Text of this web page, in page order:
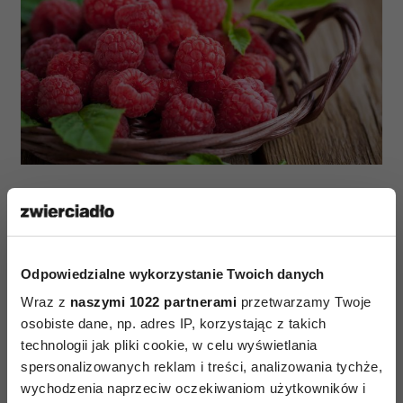
Odpowiedzialne wykorzystanie Twoich danych
Wraz z naszymi 1022 partnerami przetwarzamy Twoje
osobiste dane, np. adres IP, korzystając z takich
technologii jak pliki cookie, w celu wyświetlania
spersonalizowanych reklam i treści, analizowania tychże,
wychodzenia naprzeciw oczekiwaniom użytkowników i
Maliny to źródło witaminy m.in. C, E, B1, potasu,
wapnia fosforu i beta-karotenu.
przed infekcjami - to naturalny kwas
acetylosalicylowy. Nie ograniczaj spożywania
malin, bo nie dość, że są pyszne, to jeszcze
sprzyjają utrzymaniu zdrowej skóry, zębów
i paznokci. (fot.123rf.com)